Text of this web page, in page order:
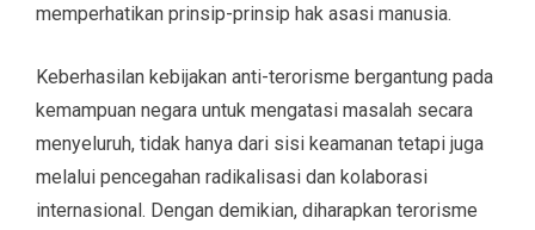
memperhatikan prinsip-prinsip hak asasi manusia.
Keberhasilan kebijakan anti-terorisme bergantung pada
kemampuan negara untuk mengatasi masalah secara
menyeluruh, tidak hanya dari sisi keamanan tetapi juga
melalui pencegahan radikalisasi dan kolaborasi
internasional. Dengan demikian, diharapkan terorisme